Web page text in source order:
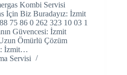
Kombi Servisi
İçin Biz Buradayız: İzmit
75 86 0 262 323 10 03 1
Güvencesi: İzmit
Ömürlü Çözüm
İzmit…
Servisi